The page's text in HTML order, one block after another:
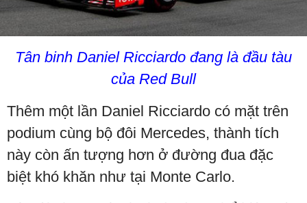
Tân binh Daniel Ricciardo đang là đầu tàu
của Red Bull
Thêm một lần Daniel Ricciardo có mặt trên
podium cùng bộ đôi Mercedes, thành tích
này còn ấn tượng hơn ở đường đua đặc
biệt khó khăn như tại Monte Carlo.